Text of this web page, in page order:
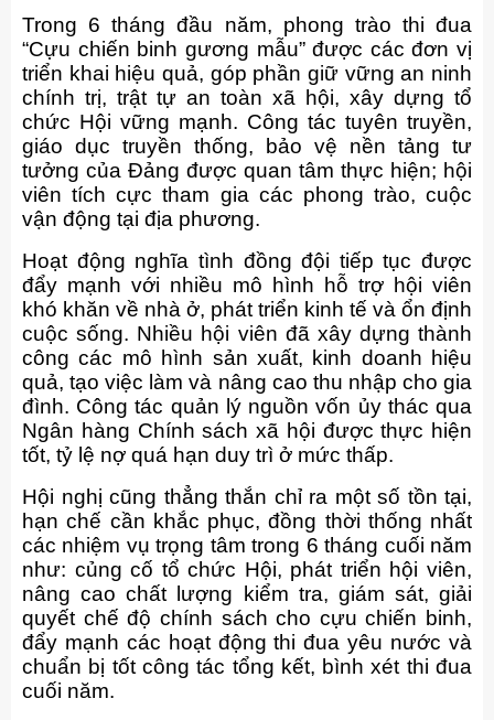
Trong 6 tháng đầu năm, phong trào thi đua
“Cựu chiến binh gương mẫu” được các đơn vị
triển khai hiệu quả, góp phần giữ vững an ninh
chính trị, trật tự an toàn xã hội, xây dựng tổ
chức Hội vững mạnh. Công tác tuyên truyền,
giáo dục truyền thống, bảo vệ nền tảng tư
tưởng của Đảng được quan tâm thực hiện; hội
viên tích cực tham gia các phong trào, cuộc
vận động tại địa phương.
Hoạt động nghĩa tình đồng đội tiếp tục được
đẩy mạnh với nhiều mô hình hỗ trợ hội viên
khó khăn về nhà ở, phát triển kinh tế và ổn định
cuộc sống. Nhiều hội viên đã xây dựng thành
công các mô hình sản xuất, kinh doanh hiệu
quả, tạo việc làm và nâng cao thu nhập cho gia
đình. Công tác quản lý nguồn vốn ủy thác qua
Ngân hàng Chính sách xã hội được thực hiện
tốt, tỷ lệ nợ quá hạn duy trì ở mức thấp.
Hội nghị cũng thẳng thắn chỉ ra một số tồn tại,
hạn chế cần khắc phục, đồng thời thống nhất
các nhiệm vụ trọng tâm trong 6 tháng cuối năm
như: củng cố tổ chức Hội, phát triển hội viên,
nâng cao chất lượng kiểm tra, giám sát, giải
quyết chế độ chính sách cho cựu chiến binh,
đẩy mạnh các hoạt động thi đua yêu nước và
chuẩn bị tốt công tác tổng kết, bình xét thi đua
cuối năm.